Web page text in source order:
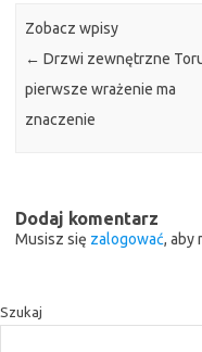
Zobacz wpisy
← Drzwi zewnętrzne
pierwsze wrażenie ma
znaczenie
Dodaj komentarz
Musisz się zalogować, aby
Szukaj